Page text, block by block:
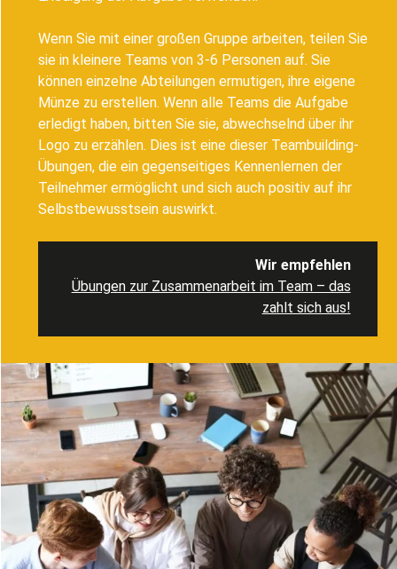
Wenn Sie mit einer großen Gruppe arbeiten, teilen Sie
sie in kleinere Teams von 3-6 Personen auf. Sie
können einzelne Abteilungen ermutigen, ihre eigene
Münze zu erstellen. Wenn alle Teams die Aufgabe
erledigt haben, bitten Sie sie, abwechselnd über ihr
Logo zu erzählen. Dies ist eine dieser Teambuilding-
Übungen, die ein gegenseitiges Kennenlernen der
Teilnehmer ermöglicht und sich auch positiv auf ihr
Selbstbewusstsein auswirkt.
Wir empfehlen
Übungen zur Zusammenarbeit im Team – das
zahlt sich aus!